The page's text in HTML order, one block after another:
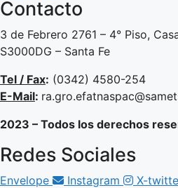
Contacto
3 de Febrero 2761 – 4° Piso,
S3000DG – Santa Fe
Tel / Fax: (0342) 4580-254
E-Mail:
2023 – Todos los derechos
Redes Sociales
Envelope Instagram X-